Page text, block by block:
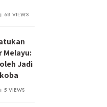
68 VIEWS
Melayu:
Jadi
5 VIEWS